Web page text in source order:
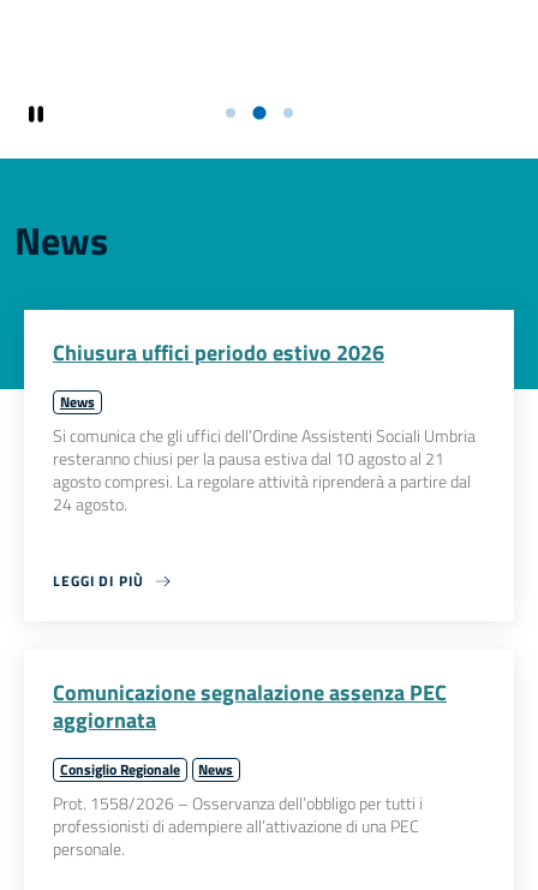
News
Chiusura uffici periodo estivo 2026
News
Si comunica che gli uffici dell’Ordine Assistenti Sociali Umbria
resteranno chiusi per la pausa estiva dal 10 agosto al 21
agosto compresi. La regolare attività riprenderà a partire dal
24 agosto.
LEGGI DI PIÙ
Comunicazione segnalazione assenza PEC
aggiornata
Consiglio Regionale News
Prot. 1558/2026 – Osservanza dell’obbligo per tutti i
professionisti di adempiere all’attivazione di una PEC
personale.